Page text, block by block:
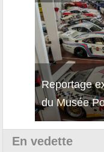
Reportage
du Musée
En vedette